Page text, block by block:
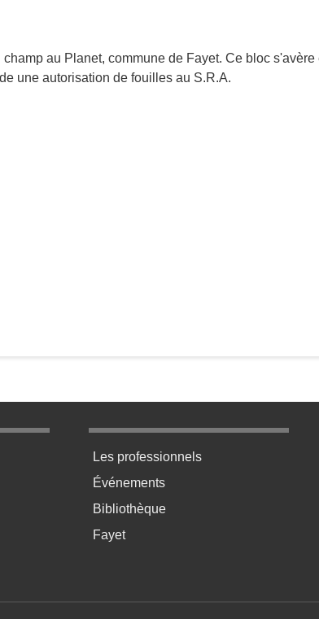
au Planet, commune de Fayet. Ce bloc s'avère
une autorisation de fouilles au S.R.A.
2 Menu pratique bas de page 3
Les professionnels
Événements
Bibliothèque
Fayet